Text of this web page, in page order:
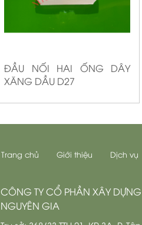
ĐẦU NỐI HAI ỐNG DÂY
XĂNG DẦU D27
Trang chủ Giới thiệu Dịch vụ
CÔNG TY CỔ PHẦN XÂY
NGUYÊN GIA